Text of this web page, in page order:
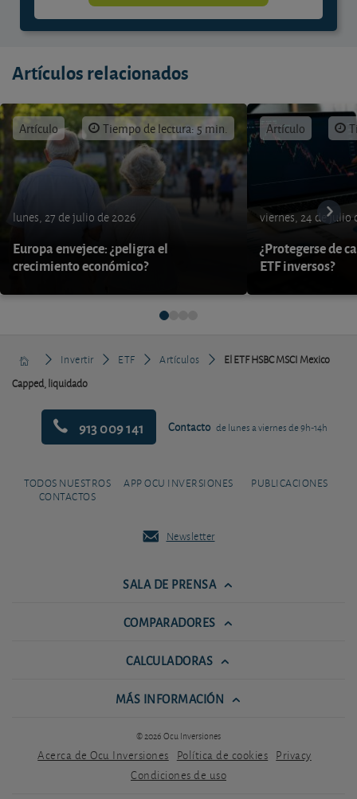
Artículos relacionados
Artículo Tiempo de lectura: 5 min.
lunes, 27 de julio de 2026
Europa envejece: ¿peligra el
crecimiento económico?
Artículo
viernes, 24 de julio
¿Protegerse de
ETF inversos?
Invertir ETF Artículos
El ETF HSBC MSCI Mexico
Capped, liquidado
913 009 141 Contacto de lunes a viernes de 9h-14h
TODOS NUESTROS
CONTACTOS
APP OCU INVERSIONES PUBLICACIONES
Newsletter
SALA DE PRENSA
COMPARADORES
CALCULADORAS
MÁS INFORMACIÓN
© 2026 Ocu Inversiones
Acerca de Ocu Inversiones Política de cookies Privacy
Condiciones de uso